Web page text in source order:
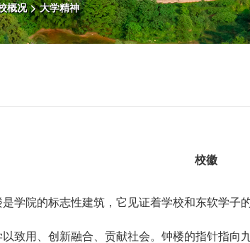
概况 > 大学精神
校徽
学院的标志性建筑，它见证着学校和东软学子
致用、创新融合、贡献社会。钟楼的指针指向